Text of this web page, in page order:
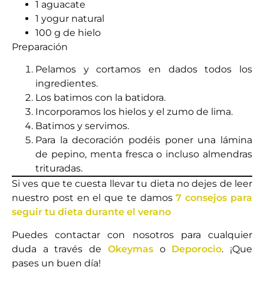
1 aguacate
1 yogur natural
100 g de hielo
Preparación
Pelamos y cortamos en dados todos los
ingredientes.
Los batimos con la batidora.
Incorporamos los hielos y el zumo de lima.
Batimos y servimos.
Para la decoración podéis poner una lámina
de pepino, menta fresca o incluso almendras
trituradas.
Si ves que te cuesta llevar tu dieta no dejes de leer
nuestro post en el que te damos7 consejos para
seguir tu dieta durante el verano
Puedes contactar con nosotros para cualquier
duda a través de Okeymaso Deporocio. ¡Que
pases un buen día!